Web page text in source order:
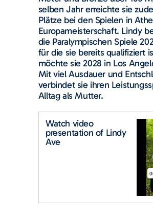
selben Jahr erreichte sie
Plätze bei den Spielen in
Europameisterschaft. Lindy
die Paralympischen Spiele
für die sie bereits qualifiziert
möchte sie 2028 in Los
Mit viel Ausdauer und
verbindet sie ihren
Alltag als Mutter.
Watch video
presentation of Lindy
Ave​